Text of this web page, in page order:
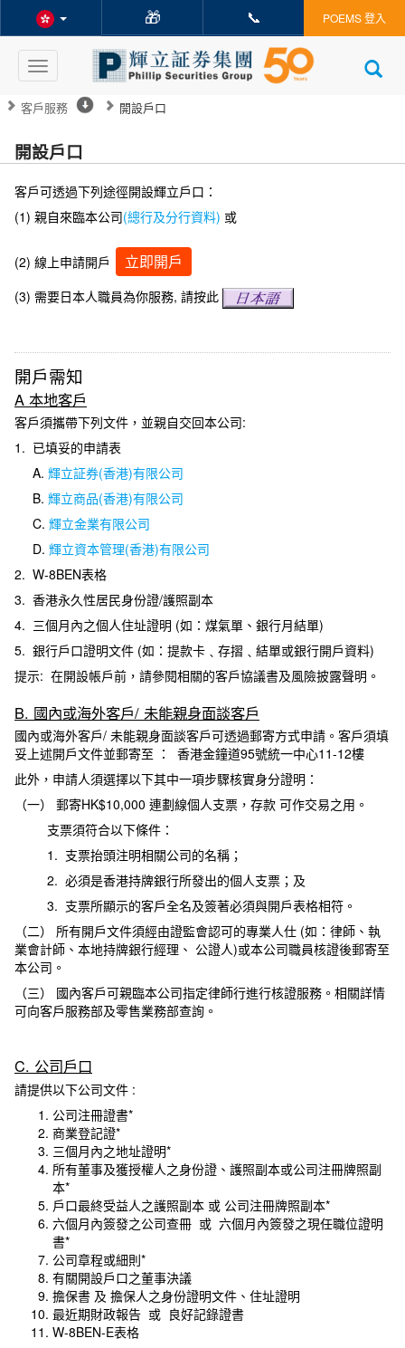
🎁 📞 POEMS 登入
Toggle
navigation
客戶服務 開設戶口
開設戶口
客戶可透過下列途徑開設輝立戶口：
(1) 親自來臨本公司(總行及分行資料) 或
(2) 線上申請開戶 立即開戶
(3) 需要日本人職員為你服務, 請按此
開戶需知
A 本地客戶
客戶須攜帶下列文件，並親自交回本公司:
1. 已填妥的申請表
A. 輝立証券(香港)有限公司
B. 輝立商品(香港)有限公司
C. 輝立金業有限公司
D. 輝立資本管理(香港)有限公司
2. W-8BEN表格
3. 香港永久性居民身份證/護照副本
4. 三個月內之個人住址證明 (如：煤氣單、銀行月結單)
5. 銀行戶口證明文件 (如： 提款卡﹑存摺﹑結單或銀行開戶資料)
提示: 在開設帳戶前，請參閱相關的客戶協議書及風險披露聲明。
B. 國內或海外客戶/ 未能親身面談客戶
國內或海外客戶/ 未能親身面談客戶可透過郵寄方式申請。客戶須填
妥上述開戶文件並郵寄至 ： 香港金鐘道95號統一中心11-12樓
此外，申請人須選擇以下其中一項步驟核實身分證明：
（一） 郵寄HK$10,000 連劃線個人支票，存款 可作交易之用。
支票須符合以下條件：
1. 支票抬頭注明相關公司的名稱；
2. 必須是香港持牌銀行所發出的個人支票；及
3. 支票所顯示的客戶全名及簽著必須與開戶表格相符。
（二） 所有開戶文件須經由證監會認可的專業人仕 (如：律師、執
業會計師、本地持牌銀行經理、 公證人)或本公司職員核證後郵寄至
本公司。
（三） 國內客戶可親臨本公司指定律師行進行核證服務。相關詳情
可向客戶服務部及零售業務部查詢。
C. 公司戶口
請提供以下公司文件 :
公司注冊證書*
商業登記證*
三個月內之地址證明*
所有董事及獲授權人之身份證、護照副本或公司注冊牌照副
本*
戶口最終受益人之護照副本 或 公司注冊牌照副本*
六個月內簽發之公司查冊 或 六個月內簽發之現任職位證明
書*
公司章程或細則*
有關開設戶口之董事決議
擔保書 及 擔保人之身份證明文件、住址證明
最近期財政報告 或 良好記錄證書
W-8BEN-E表格